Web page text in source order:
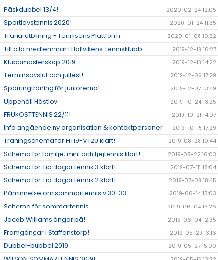
Påskdubbel 13/4! 2020-02-24 12:05
Sportlovstennis 2020! 2020-01-24 11:35
Tränarutbilning - Tennisens Plattform 2020-01-08 10:22
Till alla medlemmar i Höllvikens Tennisklubb 2019-12-18 16:27
Klubbmästerskap 2019 2019-12-13 14:22
Terminsavslut och julfest! 2019-12-06 17:29
Sparringträning för juniorerna! 2019-12-02 13:49
Uppehåll Höstlov 2019-10-24 13:25
FRUKOSTTENNIS 22/11! 2019-10-21 14:07
Info angående ny organisation & kontaktpersoner 2019-10-15 17:29
Träningschema för HT19-VT20 klart! 2019-08-28 10:44
Schema för familje, mini och tjejtennis klart! 2019-08-22 16:03
Schema för Tio dagar tennis 3 klart! 2019-07-15 18:04
Schema för Tio dagar tennis 2 klart! 2019-07-08 18:45
Påminnelse om sommartennis v.30-33 2019-06-14 13:03
Schema för sommartennis 2019-06-04 13:26
Jacob Williams ångar på! 2019-06-04 12:35
Framgångar i Staffanstorp! 2019-05-29 13:16
Dubbel-bubbel 2019 2019-05-27 15:00